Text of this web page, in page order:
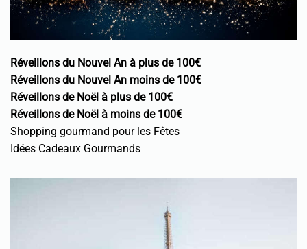
Réveillons du Nouvel An à plus de 100€
Réveillons du Nouvel An moins de 100€
Réveillons de Noël à plus de 100€
Réveillons de Noël à moins de 100€
Shopping gourmand pour les Fêtes
Idées Cadeaux Gourmands